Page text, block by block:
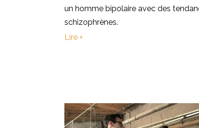
un homme bipolaire avec des
schizophrènes.
Lire +